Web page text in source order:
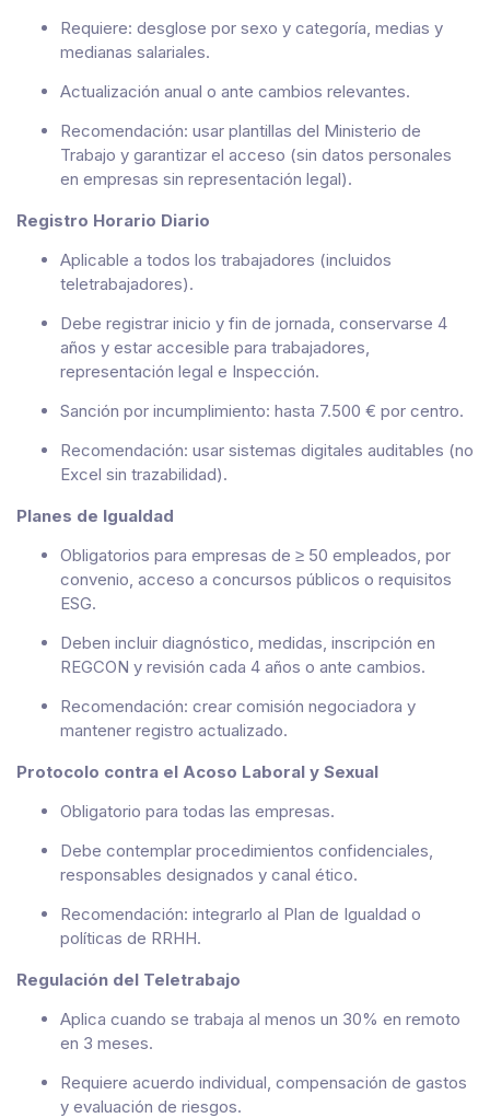
Requiere: desglose por sexo y categoría, medias y
medianas salariales.
Actualización anual o ante cambios relevantes.
Recomendación: usar plantillas del Ministerio de
Trabajo y garantizar el acceso (sin datos personales
en empresas sin representación legal).
Registro Horario Diario
Aplicable a todos los trabajadores (incluidos
teletrabajadores).
Debe registrar inicio y fin de jornada, conservarse 4
años y estar accesible para trabajadores,
representación legal e Inspección.
Sanción por incumplimiento: hasta 7.500 € por centro.
Recomendación: usar sistemas digitales auditables (no
Excel sin trazabilidad).
Planes de Igualdad
Obligatorios para empresas de ≥ 50 empleados, por
convenio, acceso a concursos públicos o requisitos
ESG.
Deben incluir diagnóstico, medidas, inscripción en
REGCON y revisión cada 4 años o ante cambios.
Recomendación: crear comisión negociadora y
mantener registro actualizado.
Protocolo contra el Acoso Laboral y Sexual
Obligatorio para todas las empresas.
Debe contemplar procedimientos confidenciales,
responsables designados y canal ético.
Recomendación: integrarlo al Plan de Igualdad o
políticas de RRHH.
Regulación del Teletrabajo
Aplica cuando se trabaja al menos un 30% en remoto
en 3 meses.
Requiere acuerdo individual, compensación de gastos
y evaluación de riesgos.